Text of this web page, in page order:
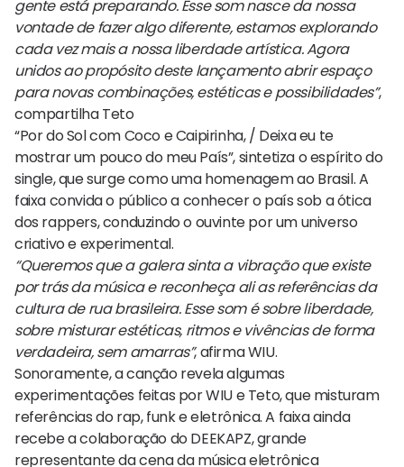
gente está preparando. Esse som nasce da nossa
vontade de fazer algo diferente, estamos explorando
cada vez mais a nossa liberdade artística. Agora
unidos ao propósito deste lançamento abrir espaço
para novas combinações, estéticas e possibilidades”,
compartilha Teto
“Por do Sol com Coco e Caipirinha, / Deixa eu te
mostrar um pouco do meu País”, sintetiza o espírito do
single, que surge como uma homenagem ao Brasil. A
faixa convida o público a conhecer o país sob a ótica
dos rappers, conduzindo o ouvinte por um universo
criativo e experimental.
“Queremos que a galera sinta a vibração que existe
por trás da música e reconheça ali as referências da
cultura de rua brasileira. Esse som é sobre liberdade,
sobre misturar estéticas, ritmos e vivências de forma
verdadeira, sem amarras”, afirma WIU.
Sonoramente, a canção revela algumas
experimentações feitas por WIU e Teto, que misturam
referências do rap, funk e eletrônica. A faixa ainda
recebe a colaboração do DEEKAPZ, grande
representante da cena da música eletrônica